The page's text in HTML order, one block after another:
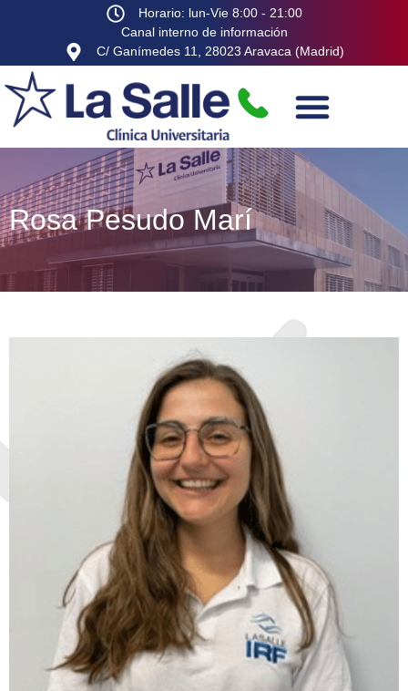
Horario: lun-Vie 8:00 - 21:00
Canal interno de información
C/ Ganímedes 11, 28023 Aravaca (Madrid)
Rosa Pesudo Marí